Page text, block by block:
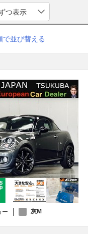
で並び替える
ー 灰M